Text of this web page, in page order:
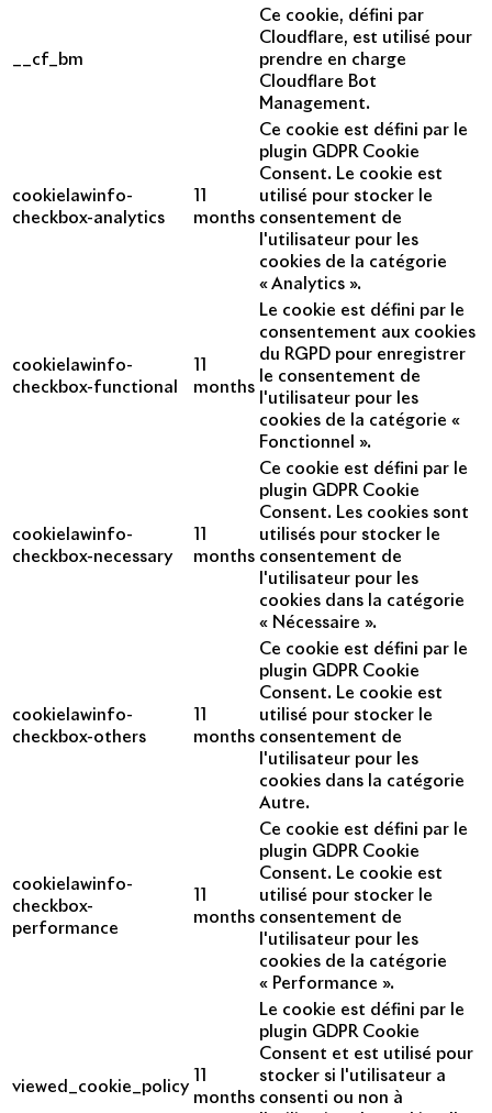
__cf_bm
Ce cookie, défini par
Cloudflare, est utilisé pour
prendre en charge
Cloudflare Bot
Management.
cookielawinfo-
checkbox-analytics
months
Ce cookie est défini par le
plugin GDPR Cookie
Consent. Le cookie est
utilisé pour stocker le
consentement de
l'utilisateur pour les
cookies de la catégorie
« Analytics ».
cookielawinfo-
checkbox-functional
months
Le cookie est défini par le
consentement aux cookies
du RGPD pour enregistrer
le consentement de
l'utilisateur pour les
cookies de la catégorie «
Fonctionnel ».
cookielawinfo-
checkbox-necessary
months
Ce cookie est défini par le
plugin GDPR Cookie
Consent. Les cookies sont
utilisés pour stocker le
consentement de
l'utilisateur pour les
cookies dans la catégorie
« Nécessaire ».
cookielawinfo-
checkbox-others
months
Ce cookie est défini par le
plugin GDPR Cookie
Consent. Le cookie est
utilisé pour stocker le
consentement de
l'utilisateur pour les
cookies dans la catégorie
Autre.
cookielawinfo-
checkbox-
performance
months
Ce cookie est défini par le
plugin GDPR Cookie
Consent. Le cookie est
utilisé pour stocker le
consentement de
l'utilisateur pour les
cookies de la catégorie
« Performance ».
viewed_cookie_policy
months
Le cookie est défini par le
plugin GDPR Cookie
Consent et est utilisé pour
stocker si l'utilisateur a
consenti ou non à